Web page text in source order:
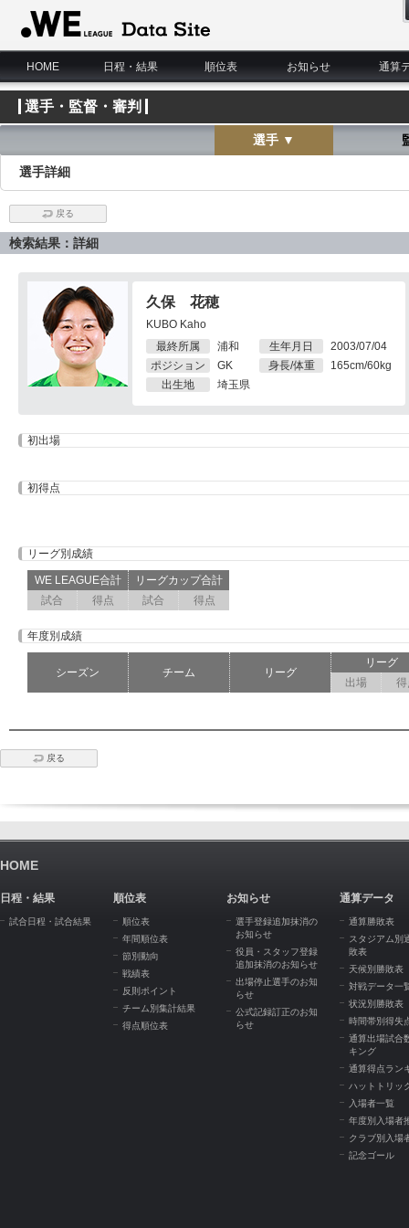
WE LEAGUE Data Site
HOME
日程・結果 順位表 お知らせ 通算
選手・監督・審判
選手 ▼
選手詳細
戻る
検索結果：詳細
久保 花穂
KUBO Kaho
最終所属
浦和
ポジション
GK
出生地
埼玉県
生年月日
2003/07/04
身長/体重
165cm/60kg
初出場
初得点
リーグ別成績
WE LEAGUE合計
リーグカップ合計
試合
得点 試合 得点
年度別成績
シーズン チーム リーグ
リーグ
出場
得
戻る
HOME
日程・結果
試合日程・試合結果
順位表
順位表
年間順位表
節別動向
戦績表
反則ポイント
チーム別集計結果
得点順位表
お知らせ
選手登録追加抹消の
お知らせ
役員・スタッフ登録
追加抹消のお知らせ
出場停止選手のお知
らせ
公式記録訂正のお知
らせ
通算データ
通算勝敗表
スタジアム別
敗表
天候別勝敗表
対戦データ一
状況別勝敗表
時間帯別得失
通算出場試合
キング
通算得点ラン
ハットトリッ
入場者一覧
年度別入場者
クラブ別入場
記念ゴール